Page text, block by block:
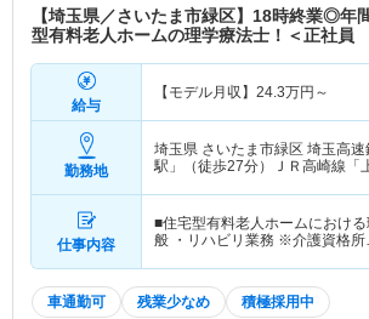
【埼玉県／さいたま市緑区】18時終業◎年
型有料老人ホームの理学療法士！＜正社員
給与
【モデル月収】 24.3万円～
勤務地
埼玉県 さいたま市緑区 埼玉高速
駅」（徒歩27分）ＪＲ高崎線「
仕事内容
■住宅型有料老人ホームにおけ
般 ・リハビリ業務 ※介護資格
車通勤可 残業少なめ 積極採用中